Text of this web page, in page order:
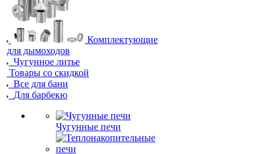
Комплектующие
для дымоходов
Чугунное литье
Товары со скидкой
Все для бани
Для барбекю
Чугунные печи